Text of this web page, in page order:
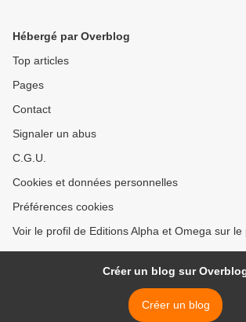
Hébergé par Overblog
Top articles
Pages
Contact
Signaler un abus
C.G.U.
Cookies et données personnelles
Préférences cookies
Voir le profil de Editions Alpha et Omega sur
Créer un blog sur
Créer un blog